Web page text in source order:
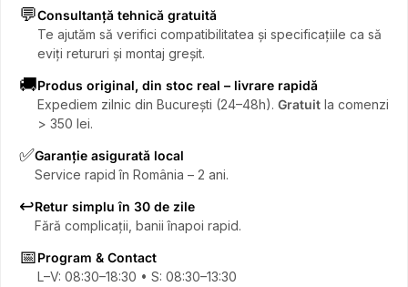
💬Consultanță tehnică gratuită
Te ajutăm să verifici compatibilitatea și specificațiile ca să
eviți retururi și montaj greșit.
🚚Produs original, din stoc real – livrare rapidă
Expediem zilnic din București (24–48h). Gratuit la comenzi
> 350 lei.
✅Garanție asigurată local
Service rapid în România – 2 ani.
↩️Retur simplu în 30 de zile
Fără complicații, banii înapoi rapid.
📅Program & Contact
L–V: 08:30–18:30 • S: 08:30–13:30